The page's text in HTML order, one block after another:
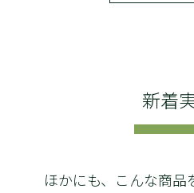
新着
ほかにも、こんな商品